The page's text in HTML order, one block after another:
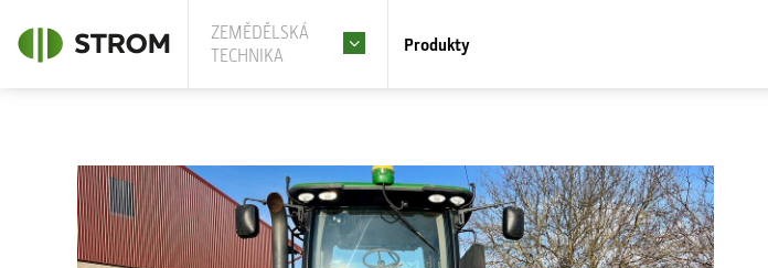
ZEMĚDĚLSKÁ
TECHNIKA
Produkty